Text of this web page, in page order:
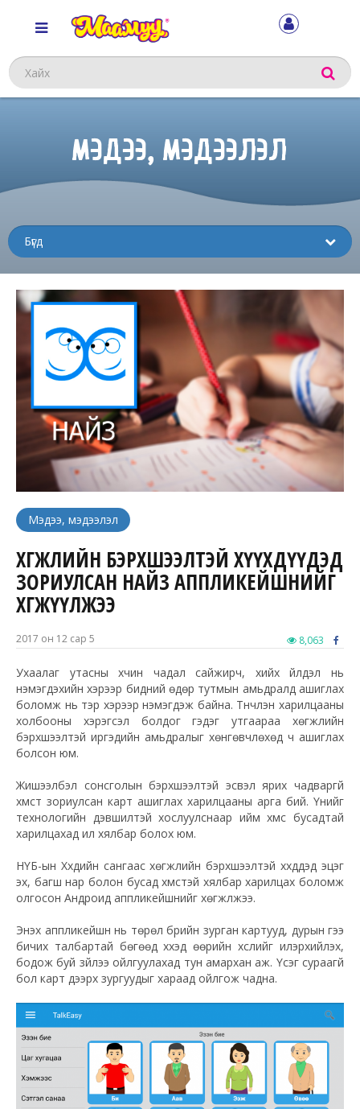
Хайх
МЭДЭЭ, МЭДЭЭЛЭЛ
Мэдээ, мэдээлэл
ХӨГЖЛИЙН БЭРХШЭЭЛТЭЙ ХҮҮХДҮҮДЭД
ЗОРИУЛСАН НАЙЗ АППЛИКЕЙШНИЙГ
ХӨГЖҮҮЛЖЭЭ
2017 он 12 сар 5 8,063
Ухаалаг утасны хүчин чадал сайжирч, хийх үйлдэл нь
нэмэгдэхийн хэрээр бидний өдөр тутмын амьдралд ашиглах
боломж нь тэр хэрээр нэмэгдэж байна. Түүнчлэн харилцааны
холбооны хэрэгсэл болдог гэдэг утгаараа хөгжлийн
бэрхшээлтэй иргэдийн амьдралыг хөнгөвчлөхөд ч ашиглах
болсон юм.
Жишээлбэл сонсголын бэрхшээлтэй эсвэл ярих чадваргүй
хүмүүст зориулсан карт ашиглах харилцааны арга бий. Үүнийг
технологийн дэвшилтэй хослуулснаар ийм хүмүүс бусадтай
харилцахад илүү хялбар болох юм.
НҮБ-ын Хүүхдийн сангаас хөгжлийн бэрхшээлтэй хүүхдүүдэд эцэг
эх, багш нар болон бусад хүмүүстэй хялбар харилцах боломж
олгосон Андроид аппликейшнийг хөгжүүлжээ.
Энэхүү аппликейшн нь төрөл бүрийн зурган картууд, дурын үгээ
бичих талбартай бөгөөд хүүхэд өөрийн хүслийг илэрхийлэх,
бодож буй зүйлээ ойлгуулахад тун амархан аж. Үсэг сураагүй
бол карт дээрх зургуудыг хараад ойлгож чадна.